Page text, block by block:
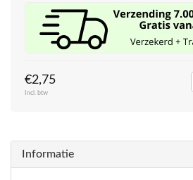
€2,75
Incl. btw
Informatie